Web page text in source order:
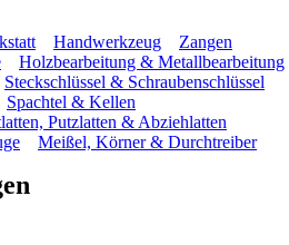
Handwerkzeug
Zangen
Holzbearbeitung & Metallbearbeitung
Steckschlüssel & Schraubenschlüssel
Spachtel & Kellen
Putzlatten & Abziehlatten
Meißel, Körner & Durchtreiber